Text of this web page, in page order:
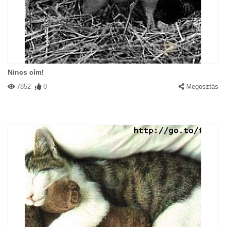
Nincs cím!
7852 0 Megosztás